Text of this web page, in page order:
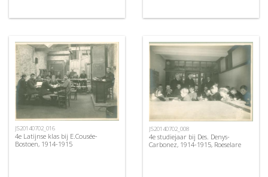
JS20140702_016
4e Latijnse klas bij E.Cousée-
Bostoen, 1914-1915
JS20140702_008
4e studiejaar bij Des. Denys-
Carbonez, 1914-1915, Roeselare